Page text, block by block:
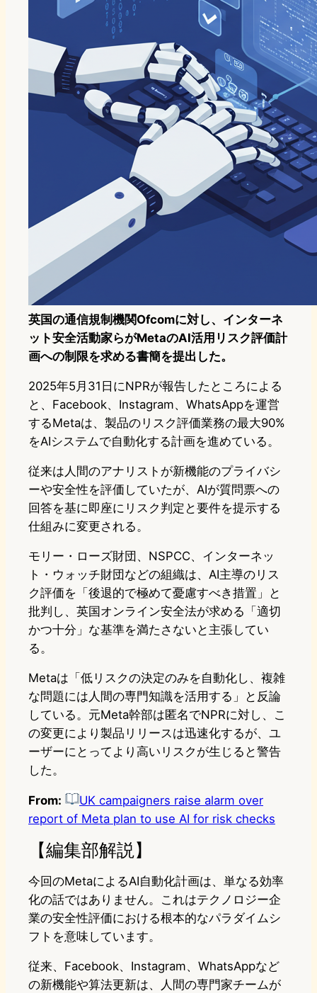
英国の通信規制機関Ofcomに対し、インターネ
ット安全活動家らがMetaのAI活用リスク評価計
画への制限を求める書簡を提出した。
2025年5月31日にNPRが報告したところによる
と、Facebook、Instagram、WhatsAppを運営
するMetaは、製品のリスク評価業務の最大90%
をAIシステムで自動化する計画を進めている。
従来は人間のアナリストが新機能のプライバシ
ーや安全性を評価していたが、AIが質問票への
回答を基に即座にリスク判定と要件を提示する
仕組みに変更される。
モリー・ローズ財団、NSPCC、インターネッ
ト・ウォッチ財団などの組織は、AI主導のリス
ク評価を「後退的で極めて憂慮すべき措置」と
批判し、英国オンライン安全法が求める「適切
かつ十分」な基準を満たさないと主張してい
る。
Metaは「低リスクの決定のみを自動化し、複雑
な問題には人間の専門知識を活用する」と反論
している。元Meta幹部は匿名でNPRに対し、こ
の変更により製品リリースは迅速化するが、ユ
ーザーにとってより高いリスクが生じると警告
した。
From:
UK campaigners raise alarm over
report of Meta plan to use AI for risk checks
【編集部解説】
今回のMetaによるAI自動化計画は、単なる効率
化の話ではありません。これはテクノロジー企
業の安全性評価における根本的なパラダイムシ
フトを意味しています。
従来、Facebook、Instagram、WhatsAppなど
の新機能や算法更新は、人間の専門家チームが